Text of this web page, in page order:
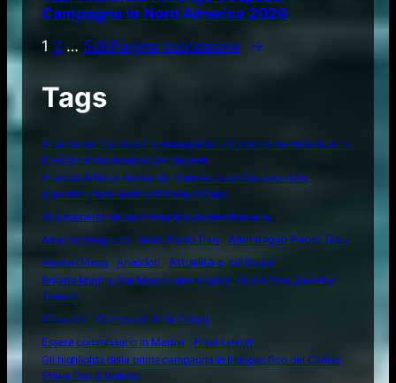
Campagna in Nord America 2026
1 2 … 526Pagina successiva →
Tags
A bordo del Dandolo il sommergibile utilizzato durante la Guerra
Fredda contro le minacce nucleari
A bordo di Nave Raimondo Montecuccoli il nuovo volto
operativo della Marina Militare (Video)
Alla scoperta del sommergibile Andrea Provana
Amerigo Vespucci
Amm. Paolo Treu
Ammiraglio Paolo Treu
Analisi Difesa
Aneddoti Attualità e curiosità
Brigata Marina San Marco: una storia di Valore "Per Mare Per
Terram"
Citazioni
Concorsi
Ente Circoli
Essere commissario in Marina
Frasi celebri
Gli highlights della prima campagna in Indopacifico del Carrier
Strike Group italiano